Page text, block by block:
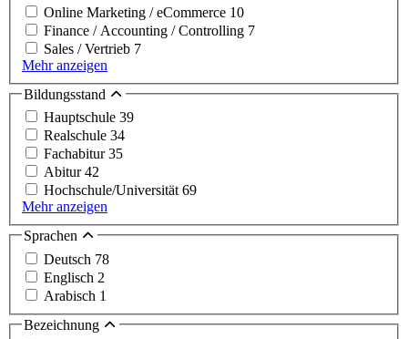
Online Marketing / eCommerce 10
Finance / Accounting / Controlling 7
Sales / Vertrieb 7
Mehr anzeigen
Bildungsstand
Hauptschule 39
Realschule 34
Fachabitur35
Abitur42
Hochschule/Universität69
Mehr anzeigen
Sprachen
Deutsch 78
Englisch 2
Arabisch 1
Bezeichnung